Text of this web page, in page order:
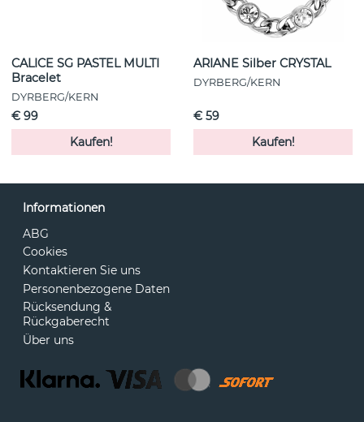
CALICE SG PASTEL MULTI
Bracelet
DYRBERG/KERN
€ 99
Kaufen!
ARIANE Silber CRYSTAL
DYRBERG/KERN
€ 59
Kaufen!
Informationen
ABG
Cookies
Kontaktieren Sie uns
Personenbezogene Daten
Rücksendung &
Rückgaberecht
Über uns